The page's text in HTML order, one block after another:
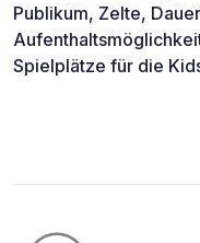
Publikum, Zelte,
Spielplätze für die